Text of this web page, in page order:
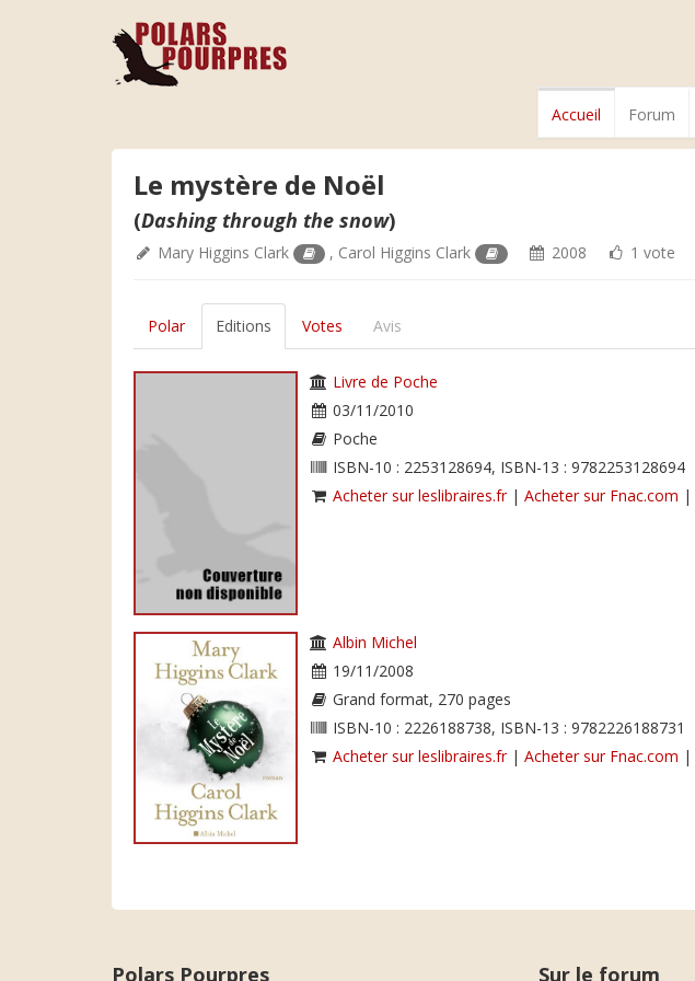
Accueil Forum
Le mystère de Noël
(Dashing through the snow)
Mary Higgins Clark , Carol Higgins Clark 2008 1 vote
Polar Editions Votes Avis
Livre de Poche
03/11/2010
Poche
ISBN-10 : 2253128694, ISBN-13 : 9782253128694
Acheter sur leslibraires.fr| Acheter sur Fnac.com |
Albin Michel
19/11/2008
Grand format, 270 pages
ISBN-10 : 2226188738, ISBN-13 : 9782226188731
Acheter sur leslibraires.fr| Acheter sur Fnac.com |
Polars Pourpres Sur le forum